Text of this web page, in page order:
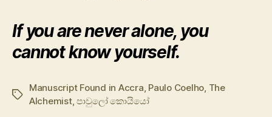
If you are never alone, you
cannot know yourself.
Tags
Manuscript Found in Accra, Paulo Coelho, The
Alchemist,පාවුලෝ කොයියෝ